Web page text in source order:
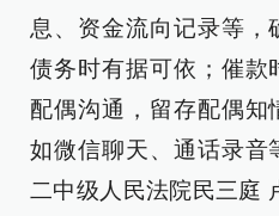
息、资金流向记录等，
债务时有据可依；催款
配偶沟通，留存配偶知
如微信聊天、通话录音
二中级人民法院民三庭